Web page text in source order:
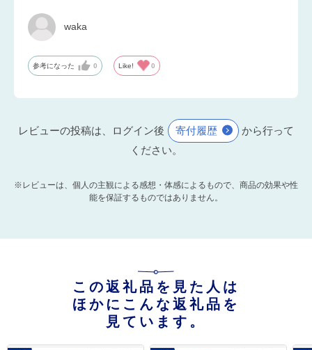
waka
参考になった 0 Like! 0
レビューの投稿は、ログイン後 寄付履歴
から行って
ください。
※レビューは、個人の主観による感想・体感によるもので、商品の効果や性
能を保証するものではありません。
この返礼品を見た人は
ほかにこんな返礼品を
見ています。